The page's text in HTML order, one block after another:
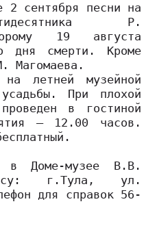
2 сентября песни на
Р.
19 августа
дня смерти. Кроме
Магомаева.
на летней музейной
При плохой
в гостиной
– 12.00 часов.
в Доме-музее В.В.
г.Тула, ул.
для справок 56-